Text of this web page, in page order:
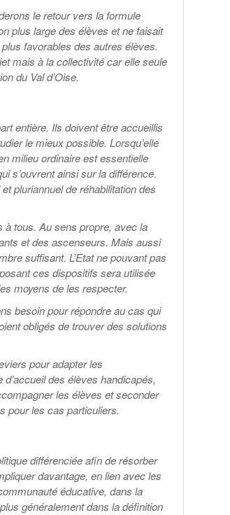
le retour vers la formule
plus large des élèves et ne faisait
favorables des autres élèves.
mais à la collectivité car elle seule
du Val d’Oise.
entière. Ils doivent être accueillis
le mieux possible. Lorsqu’elle
milieu ordinaire est essentielle
s’ouvrent ainsi sur la différence.
et pluriannuel de réhabilitation des
tous. Au sens propre, avec la
et des ascenseurs. Mais aussi
suffisant. L’Etat ne pouvant pas
ces dispositifs sera utilisée
moyens de les respecter.
besoin pour répondre au cas qui
obligés de trouver des solutions
pour adapter les
des élèves handicapés,
les élèves et seconder
pour les cas particuliers.
différenciée afin de résorber
davantage, en lien avec les
éducative, dans la
généralement dans la définition